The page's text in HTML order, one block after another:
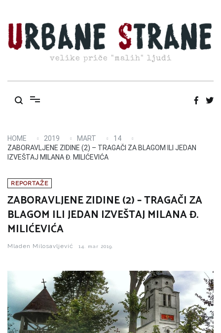
content
velike priče "malih" ljudi
HOME 2019 MART
14
ZABORAVLJENE ZIDINE (2) – TRAGAČI ZA BLAGOM ILI JEDAN
IZVEŠTAJ MILANA Đ. MILIĆEVIĆA
REPORTAŽE
ZABORAVLJENE ZIDINE (2) – TRAGAČI ZA
BLAGOM ILI JEDAN IZVEŠTAJ MILANA Đ.
MILIĆEVIĆA
Mladen Milosavljević 14. mar 2019.